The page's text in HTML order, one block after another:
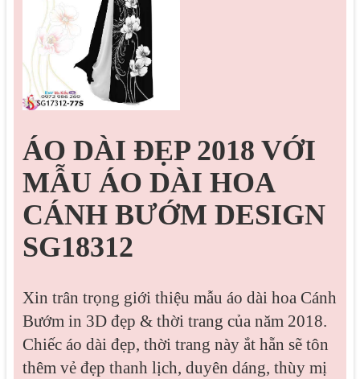
ÁO DÀI ĐẸP 2018 VỚI
MẪU ÁO DÀI HOA
CÁNH BƯỚM DESIGN
SG18312
Xin trân trọng giới thiệu mẫu áo dài hoa Cánh
Bướm in 3D đẹp & thời trang của năm 2018.
Chiếc áo dài đẹp, thời trang này ắt hẵn sẽ tôn
thêm vẻ đẹp thanh lịch, duyên dáng, thùy mị